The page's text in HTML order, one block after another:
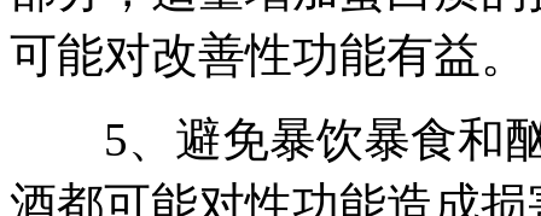
可能对改善性功能有益。
5、避免暴饮暴食和酗
酒都可能对性功能造成